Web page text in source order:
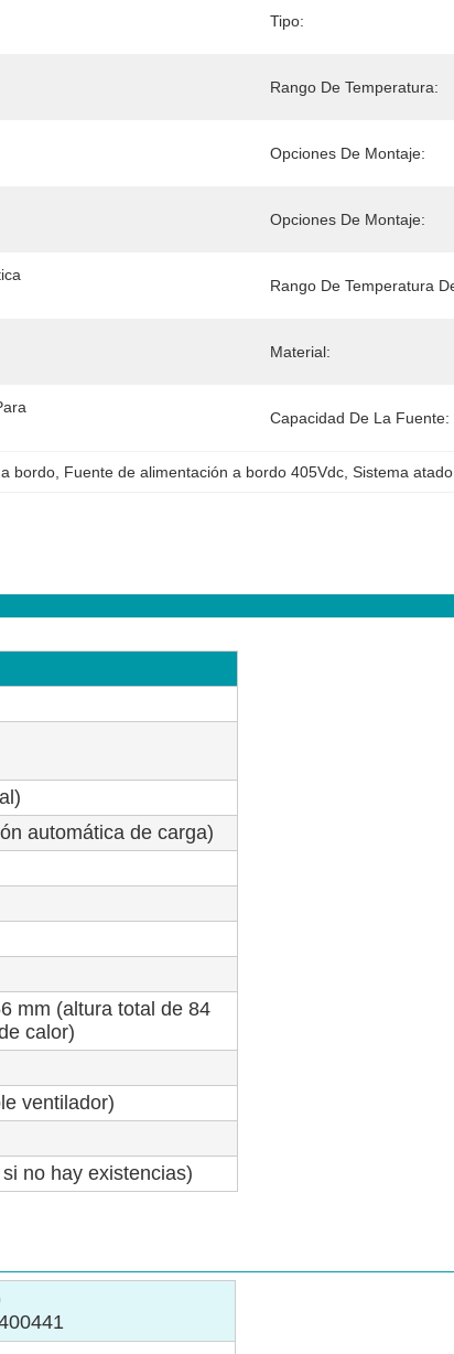
Tipo:
Rango De Temperatura:
Opciones De Montaje:
Opciones De Montaje:
Rango De Temperatura
Material:
Capacidad De La Fuente:
bordo Fuente de alimentación a bordo 405Vdc Sistema
automática de carga)
mm (altura total de 84
calor)
ventilador)
no hay existencias)